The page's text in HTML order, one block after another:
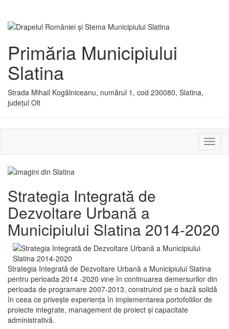
Primăria Municipiului
Slatina
Strada Mihail Kogălniceanu, numărul 1, cod 230080, Slatina,
județul Olt
sau
Strategia Integrată de
Dezvoltare Urbană a
Municipiului Slatina 2014-2020
Strategia Integrată de Dezvoltare Urbană a Municipiului Slatina
pentru perioada 2014 -2020 vine în continuarea demersurilor din
perioada de programare 2007-2013, construind pe o bază solidă
în ceea ce priveşte experienţa în implementarea portofoliilor de
proiecte integrate, management de proiect și capacitate
administrativă.